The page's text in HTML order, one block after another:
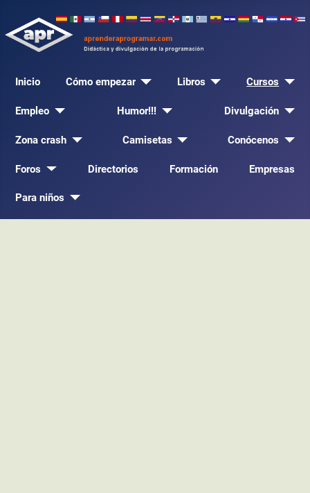
Inicio Cómo empezar Libros Cursos
Empleo Humor!!! Divulgación
Zona crash Camisetas Conócenos
Foros Directorios Formación Empresas
Para niños